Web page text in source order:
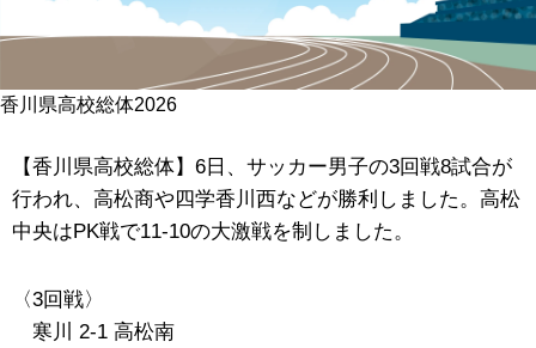
香川県高校総体2026
【香川県高校総体】6日、サッカー男子の3回戦8試合が
行われ、高松商や四学香川西などが勝利しました。高松
中央はPK戦で11-10の大激戦を制しました。
〈3回戦〉
寒川 2-1 高松南